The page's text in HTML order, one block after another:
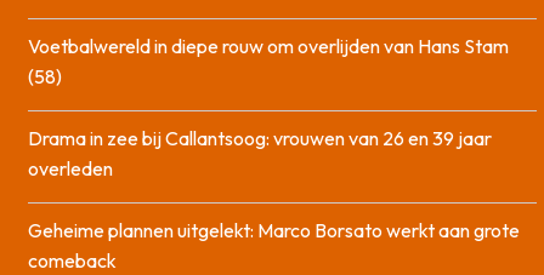
Voetbalwereld in diepe rouw om overlijden van Hans Stam
(58)
Drama in zee bij Callantsoog: vrouwen van 26 en 39 jaar
overleden
Geheime plannen uitgelekt: Marco Borsato werkt aan grote
comeback